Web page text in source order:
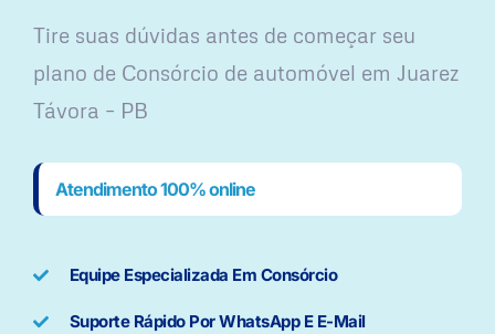
Tire suas dúvidas antes de começar seu
plano ​de Consórcio de automóvel em Juarez
Távora – PB
Atendimento 100% online
Equipe Especializada Em Consórcio
Suporte Rápido Por WhatsApp E E-Mail